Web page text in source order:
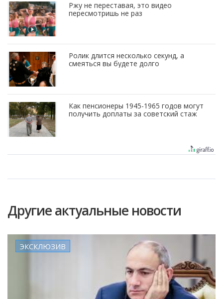
Ржу не переставая, это видео
пересмотришь не раз
Ролик длится несколько секунд, а
смеяться вы будете долго
Как пенсионеры 1945-1965 годов могут
получить доплаты за советский стаж
Другие актуальные новости
ЭКСКЛЮЗИВ